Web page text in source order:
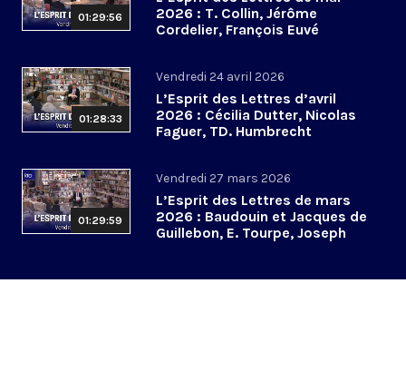
01:29:56
2026 : T. Collin, Jérôme
Cordelier, François Euvé
01:28:33
Vendredi 24 avril 2026
L’Esprit des Lettres d’avril
2026 : Cécilia Dutter, Nicolas
Faguer, TD. Humbrecht
01:29:59
Vendredi 27 mars 2026
L’Esprit des Lettres de mars
2026 : Baudouin et Jacques de
Guillebon, E. Tourpe, Joseph